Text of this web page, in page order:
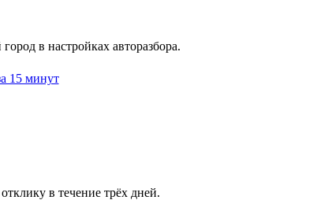
в настройках авторазбора.
в течение трёх дней.